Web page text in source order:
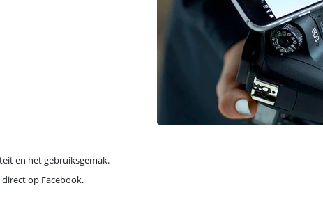
en het gebruiksgemak.
op Facebook.